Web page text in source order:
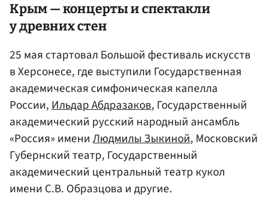
Крым— концерты и спектакли
у древних стен
25 мая стартовал Большой фестиваль искусств
в Херсонесе, где выступили Государственная
академическая симфоническая капелла
России,Ильдар Абдразаков, Государственный
академический русский народный ансамбль
«Россия» имениЛюдмилы Зыкиной, Московский
Губернский театр, Государственный
академический центральный театр кукол
имени С.В. Образцова и другие.